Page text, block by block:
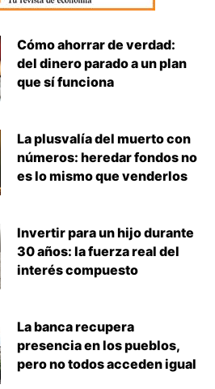
Cómo ahorrar de verdad:
del dinero parado a un plan
que sí funciona
La plusvalía del muerto con
números: heredar fondos no
es lo mismo que venderlos
Invertir para un hijo durante
30 años: la fuerza real del
interés compuesto
La banca recupera
presencia en los pueblos,
pero no todos acceden igual